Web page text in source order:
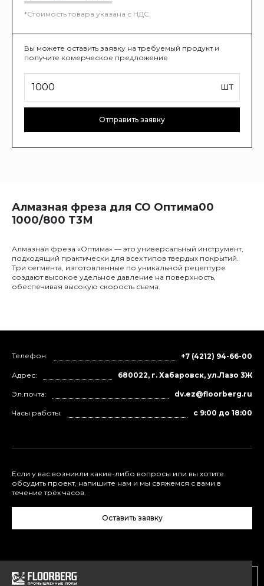
*Стоимость товара указана с НДС.
Вы можете оставить заявку на требуемый продукт и
получите комерческое предложение
шт
Отправить заявку
Алмазная фреза для СО Оптима00
1000/800 Т3М
Алмазная фреза «Оптима» — это универсальный инструмент,
подходящий практически для всех типов твердых покрытий.
Три сегмента, изготовленные по уникальной рецептуре
создают высокое удельное давление на поверхность,
обеспечивая высокую скорость съема.
Телефон: +7 (4212) 94-66-00
Адрес: 680022, г. Хабаровск, ул.Лазо 3Ж
Эл.почта: dv.ez@floorberg.ru
Часы работы: с 9:00 до 18:00
Если у вас возникли какие-либо вопросы или вы хотите
обсудить проект, напишите нам и мы свяжемся с вами в
течение трёх часов.
Оставить заявку